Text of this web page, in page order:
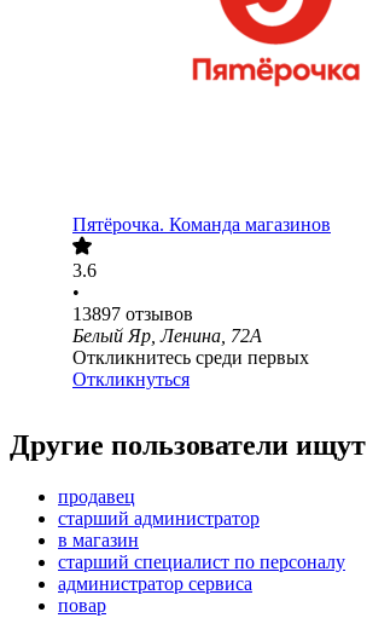
Пятёрочка. Команда магазинов
3.6
•
13897 отзывов
Белый Яр, Ленина, 72А
Откликнитесь среди первых
Откликнуться
Другие пользователи ищут
продавец
старший администратор
в магазин
старший специалист по персоналу
администратор сервиса
повар